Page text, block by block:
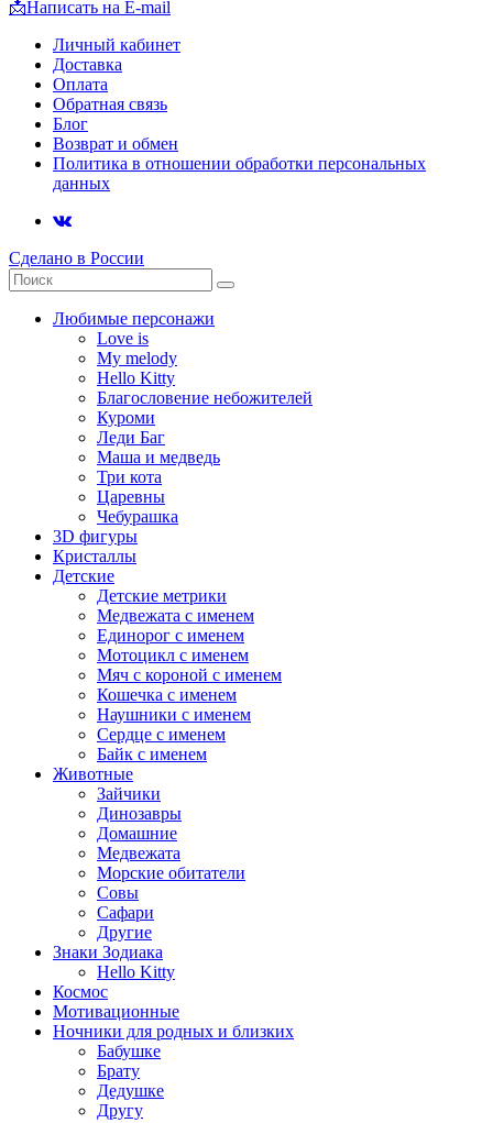
📩Написать на E-mail
Личный кабинет
Доставка
Оплата
Обратная связь
Блог
Возврат и обмен
Политика в отношении обработки персональных
данных
Сделано в России
Любимые персонажи
Love is
My melody
Hello Kitty
Благословение небожителей
Куроми
Леди Баг
Маша и медведь
Три кота
Царевны
Чебурашка
3D фигуры
Кристаллы
Детские
Детские метрики
Медвежата с именем
Единорог с именем
Мотоцикл с именем
Мяч с короной с именем
Кошечка с именем
Наушники с именем
Сердце с именем
Байк с именем
Животные
Зайчики
Динозавры
Домашние
Медвежата
Морские обитатели
Совы
Сафари
Другие
Знаки Зодиака
Hello Kitty
Космос
Мотивационные
Ночники для родных и близких
Бабушке
Брату
Дедушке
Другу